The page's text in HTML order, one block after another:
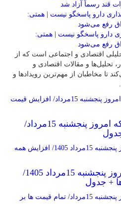
قند رسماً آزاد شد
دارو پاسخگو نیست | همتی:
رفع می‌شود
اقتصادی و اجتماعی است که از
تحلیل‌ها و مقالات اقتصادی و
تا مخاطبان از مهم‌ترین رویدادها و
قیمت طلا، دلار و سکه امروز پنجشنبه 15مرداد/
قیمت طلا و سکه امروز پنجشنبه 15مرداد 1405/
+ جدول